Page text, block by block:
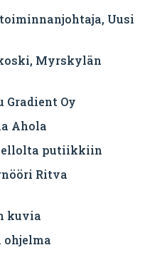
Uusi
Myrskylän
Gradient Oy
Ahola
putiikkiin
Ritva
kuvia
ohjelma